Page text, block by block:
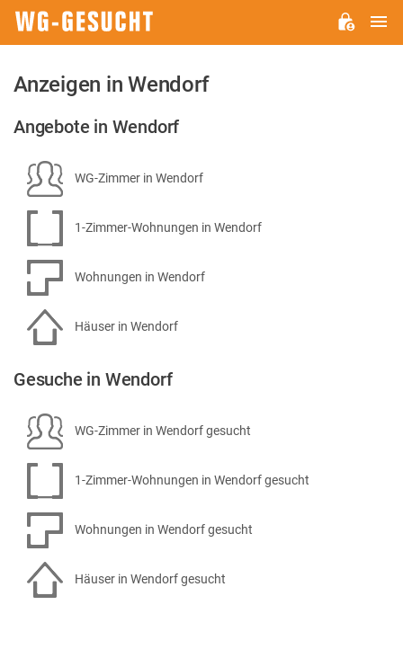
Anzeigen in Wendorf
Angebote in Wendorf
WG-Zimmer in Wendorf
1-Zimmer-Wohnungen in Wendorf
Wohnungen in Wendorf
Häuser in Wendorf
Gesuche in Wendorf
WG-Zimmer in Wendorf gesucht
1-Zimmer-Wohnungen in Wendorf gesucht
Wohnungen in Wendorf gesucht
Häuser in Wendorf gesucht